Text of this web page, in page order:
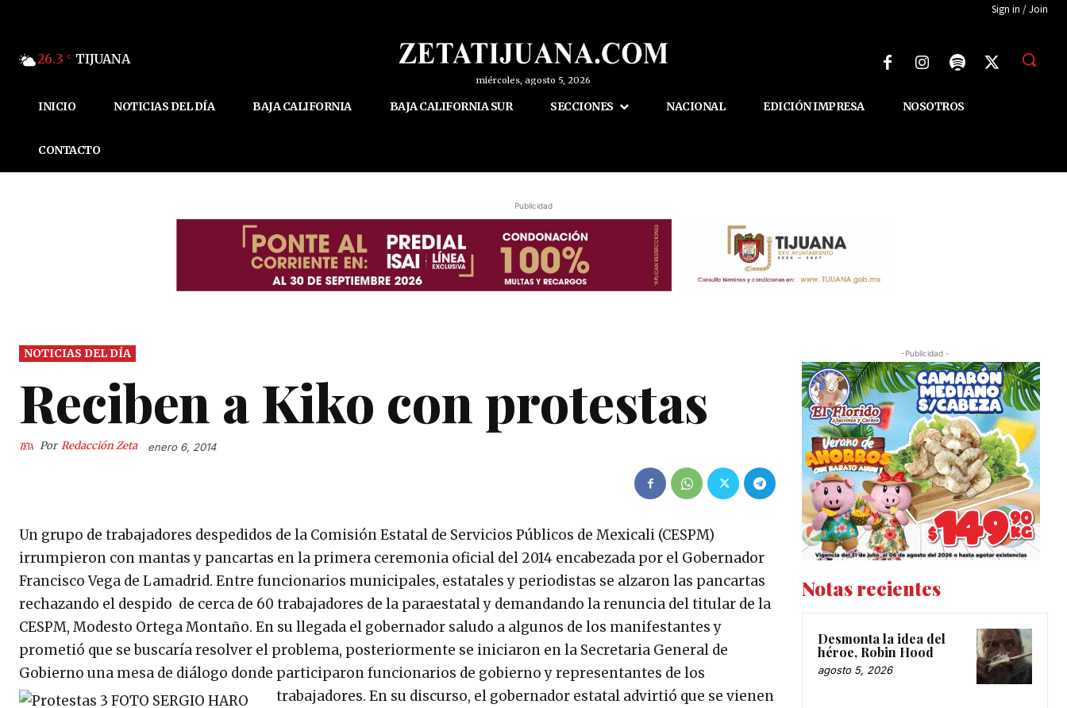
Sign in / Join
26.3 C TIJUANA
miércoles, agosto 5, 2026
INICIO NOTICIAS DEL DÍA BAJA CALIFORNIA BAJA CALIFORNIA SUR SECCIONES NACIONAL EDICIÓN IMPRESA NOSOTROS
CONTACTO
Publicidad
NOTICIAS DEL DÍA
Reciben a Kiko con protestas
Por Redacción Zeta enero 6, 2014
Un grupo de trabajadores despedidos de la Comisión Estatal de Servicios Públicos de Mexicali (CESPM)
irrumpieron con mantas y pancartas en la primera ceremonia oficial del 2014 encabezada por el Gobernador
Francisco Vega de Lamadrid. Entre funcionarios municipales, estatales y periodistas se alzaron las pancartas
rechazando el despido de cerca de 60 trabajadores de la paraestatal y demandando la renuncia del titular de la
CESPM, Modesto Ortega Montaño. En su llegada el gobernador saludo a algunos de los manifestantes y
prometió que se buscaría resolver el problema, posteriormente se iniciaron en la Secretaria General de
Gobierno una mesa de diálogo donde participaron funcionarios de gobierno y representantes de los
trabajadores. En su discurso, el gobernador estatal advirtió que se vienen
-Publicidad -
Notas recientes
Desmonta la idea del
héroe, Robin Hood
agosto 5, 2026